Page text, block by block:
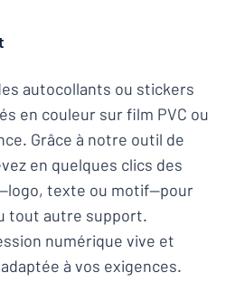
autocollants ou stickers
en couleur sur film PVC ou
Grâce à notre outil de
en quelques clics des
texte ou motif—pour
tout autre support.
numérique vive et
à vos exigences.